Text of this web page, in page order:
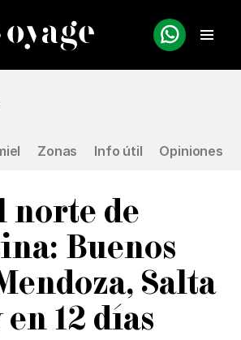
Zonas Info útil Opiniones
norte de
Buenos
Salta
12 días